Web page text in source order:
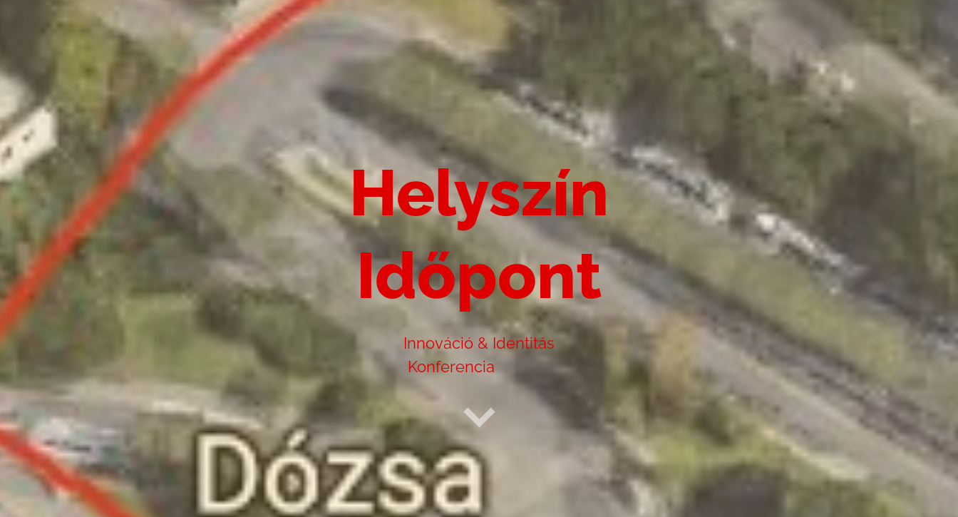
Helyszín
Időpont
Innováció & Identitás
Konferencia